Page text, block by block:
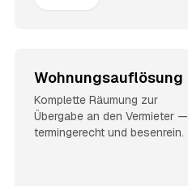
Wohnungsauflösung
Komplette Räumung zur
Übergabe an den Vermieter —
termingerecht und besenrein.